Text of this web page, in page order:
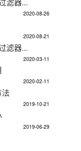
滤器...
2020-08-26
2020-08-21
滤器...
2020-03-11
2020-02-11
2019-10-21
2019-06-29